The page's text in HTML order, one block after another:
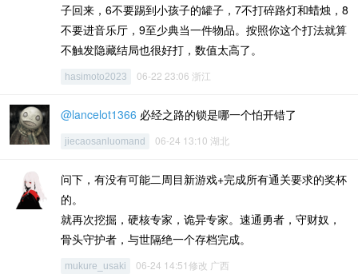
子回来，6不要踢到小孩子的罐子，7不打碎路灯和蜡烛，8
不要进音乐厅，9至少典当一件物品。按照你这个打法就算
不触发隐藏结局也很好打，数值太高了。
hasimoto2023 06-22 23:06 浙江
@lancelot1366 必经之路的锁是哪一个怕开错了
jiecaosanluomand 06-24 13:10 湖北
问下，有没有可能二周目新游戏+完成所有通关要求的奖杯
的。
就再次挖掘，硬核专家，诡异专家。速通勇者，守财奴，
骨头守护者，与世隔绝一个存档完成。
mukure_usaki 06-24 14:51修改 广西